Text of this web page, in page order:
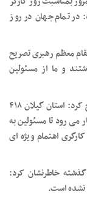
در تمام جهان در روز
معظم رهبری تصریح
و ما از مسئولین
وی با اشاره به تصویب قانون کارگری از سال ۶۳ تصریح کرد: استان گیلان ۴۱۸
می رود تا مسئولین به
اهتمام ویژه ای
به راهپیمایی روز کارگر در ۲۰ سال گذشته خاطرنشان کرد:
نشده است.